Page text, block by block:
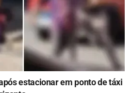
estacionar em ponto de táxi